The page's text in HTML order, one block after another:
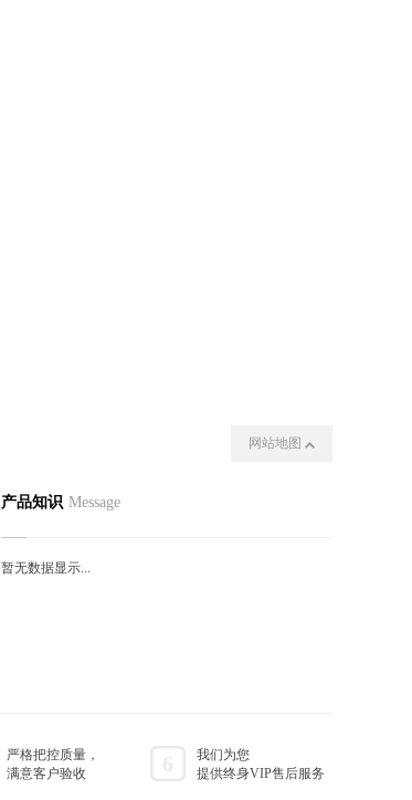
网站地图
产品知识 Message
暂无数据显示...
严格把控质量，
满意客户验收
我们为您
提供终身VIP售后服务